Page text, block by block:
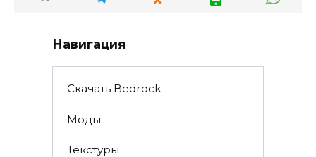
Навигация
Скачать Bedrock
Моды
Текстуры